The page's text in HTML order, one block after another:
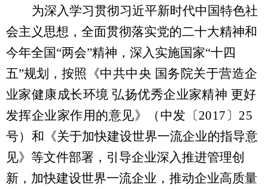
为深入学习贯彻习近平新时代中国特色社
会主义思想，全面贯彻落实党的二十大精神和
今年全国“两会”精神，深入实施国家“十四
五”规划， 按照《中共中央 国务院关于营造企
业家健康成长环境 弘扬优秀企业家精神 更好
发挥企业家作用的意见》（中发〔2017〕25
号） 和《关于加快建设世界一流企业的指导意
见》等文件部署，引导企业深入推进管理创
新，加快建设世界一流企业，推动企业高质量